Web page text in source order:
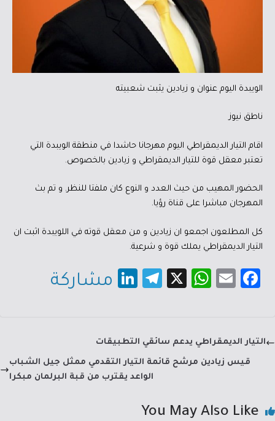
الويبدة اليوم عنوان و زيادين يثبت شعبيته
ناطق نيوز
اقام التيار الديمقراطي اليوم مهرجانا حاشدا في منطقة الويبدة التي
تعتبر معقل قوة للتيار الديمقراطي و زيادين بالخصوص.
الحضور المهيب من حيث العدد و النوع كان ملفتا للنظر. و تم بث
المهرجان مباشرا على قناة رؤيا.
كل المطلعون اجمعو ان زيادين و من معقل قوته في اللويبدة اثبت ان
التيار الديمقراطي يملك قوة و شرعية.
Fa
b
o
E
W
sA
p
X
Te
a
m
Li
dI
n
مشاركة
التيار الديمقراطي يدعم سائقي التطبيقات
قيس زيادين مرشح قائمة التيار التقدمي ممثل جيل الشباب
الواعد يقترب من قبة البرلمان مبكرا
You May Also Like